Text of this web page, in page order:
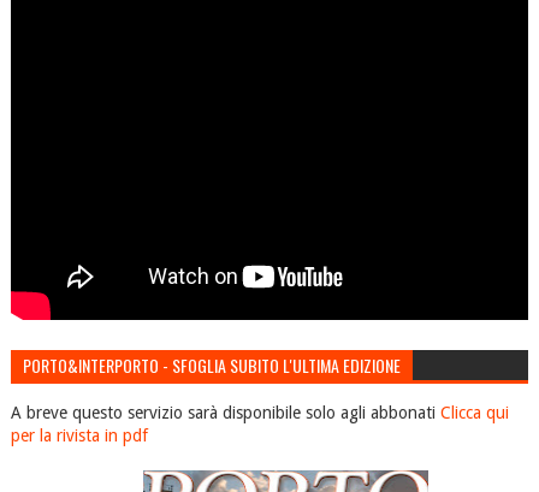
PORTO&INTERPORTO - SFOGLIA SUBITO L'ULTIMA EDIZIONE
A breve questo servizio sarà disponibile solo agli abbonati Clicca qui
per la rivista in pdf